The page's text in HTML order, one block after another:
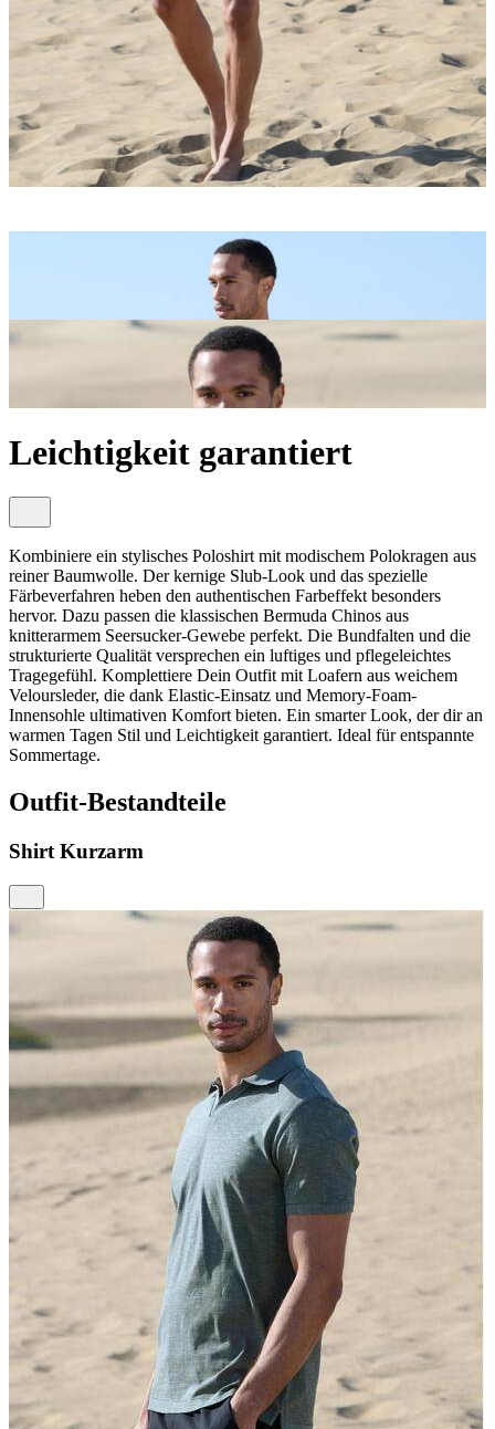
Leichtigkeit garantiert
Kombiniere ein stylisches Poloshirt mit modischem Polokragen aus
reiner Baumwolle. Der kernige Slub-Look und das spezielle
Färbeverfahren heben den authentischen Farbeffekt besonders
hervor. Dazu passen die klassischen Bermuda Chinos aus
knitterarmem Seersucker-Gewebe perfekt. Die Bundfalten und die
strukturierte Qualität versprechen ein luftiges und pflegeleichtes
Tragegefühl. Komplettiere Dein Outfit mit Loafern aus weichem
Veloursleder, die dank Elastic-Einsatz und Memory-Foam-
Innensohle ultimativen Komfort bieten. Ein smarter Look, der dir an
warmen Tagen Stil und Leichtigkeit garantiert. Ideal für entspannte
Sommertage.
Outfit-Bestandteile
Shirt Kurzarm